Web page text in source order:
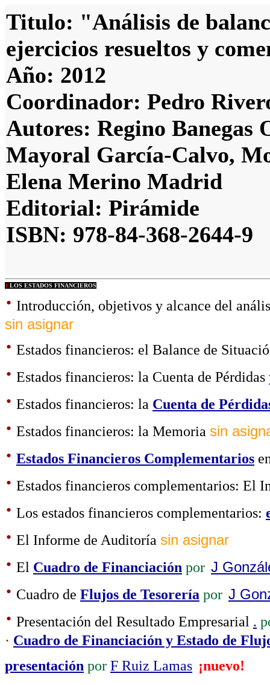
Titulo: "Análisis de
ejercicios resueltos y
Año: 2012
Coordinador: Pedro
Autores: Regino Banegas
Mayoral García-Calvo,
Elena Merino Madrid
Editorial: Pirámide
ISBN: 978-84-368-2644-9
1 LOS ESTADOS FINANCIEROS
· Introducción, objetivos y alcance del
sin asignar
· Estados financieros: el Balance de
· Estados financieros: la Cuenta de Pérdidas
· Estados financieros: la Cuenta de
· Estados financieros: la Memoria sin
· Estados Financieros Complementarios
· Estados financieros complementarios: El
· Los estados financieros complementarios:
· El Informe de Auditoría sin asignar
· El Cuadro de Financiación por J
· Cuadro de Flujos de Tesorería por J
· Presentación del Resultado Empresarial .
· Cuadro de Financiación y Estado de
presentación por F Ruiz Lamas ¡nuevo!